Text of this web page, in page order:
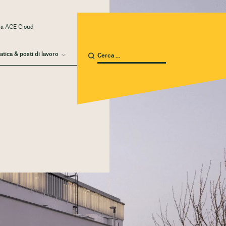
& posti di lavoro
ACE Cloud